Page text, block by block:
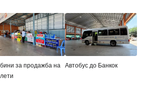
за продажба на Автобус до Банкок